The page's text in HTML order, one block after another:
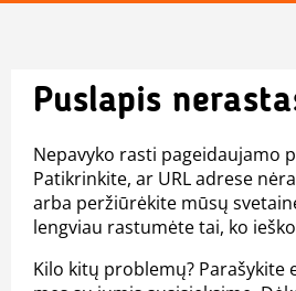
Puslapis
Nepavyko rasti pageidaujamo
Patikrinkite, ar URL adrese
arba peržiūrėkite mūsų
lengviau rastumėte tai, ko
Kilo kitų problemų? Parašykite